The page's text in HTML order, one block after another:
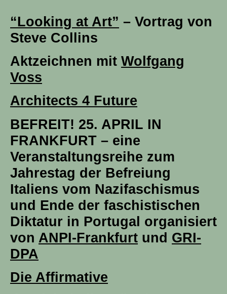
“Looking at Art” – Vortrag von
Steve Collins
Aktzeichnen mit Wolfgang
Voss
Architects 4 Future
BEFREIT! 25. APRIL IN
FRANKFURT – eine
Veranstaltungsreihe zum
Jahrestag der Befreiung
Italiens vom Nazifaschismus
und Ende der faschistischen
Diktatur in Portugal organisiert
von ANPI-Frankfurt und GRI-
DPA
Die Affirmative